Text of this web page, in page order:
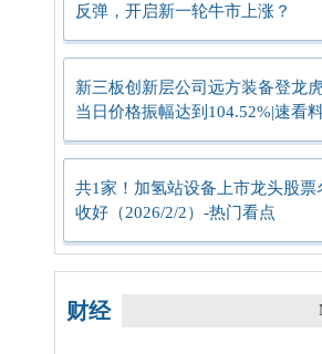
反弹，开启新一轮牛市上涨？
新三板创新层公司远方装备登龙虎
当日价格振幅达到104.52%|速看
共1家！加氢站设备上市龙头股票
收好（2026/2/2）-热门看点
财经